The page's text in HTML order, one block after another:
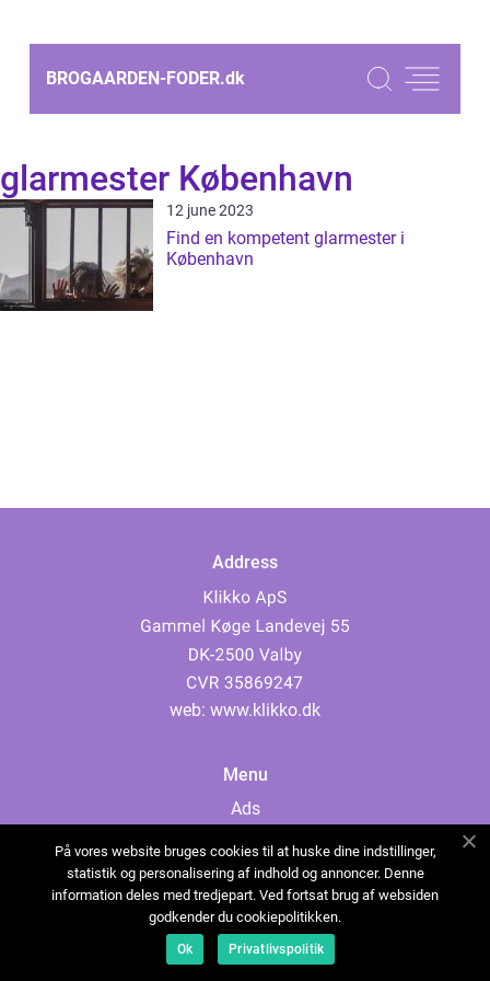
BROGAARDEN-FODER.dk
glarmester København
12 june 2023
Find en kompetent glarmester i
København
Address
web: www.klikko.dk
Menu
Ads
Cookies
Contact
Sitemap
På vores website bruges cookies til at huske dine indstillinger,
statistik og personalisering af indhold og annoncer. Denne
information deles med tredjepart. Ved fortsat brug af websiden
godkender du cookiepolitikken.
Ok Privatlivspolitik